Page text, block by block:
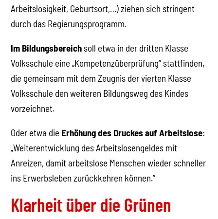
Arbeitslosigkeit, Geburtsort,…) ziehen sich stringent
durch das Regierungsprogramm.
Im Bildungsbereich soll etwa in der dritten Klasse
Volksschule eine „Kompetenzüberprüfung“ stattfinden,
die gemeinsam mit dem Zeugnis der vierten Klasse
Volksschule den weiteren Bildungsweg des Kindes
vorzeichnet.
Oder etwa die Erhöhung des Druckes auf Arbeitslose:
„Weiterentwicklung des Arbeitslosengeldes mit
Anreizen, damit arbeitslose Menschen wieder schneller
ins Erwerbsleben zurückkehren können.“
Klarheit über die Grünen